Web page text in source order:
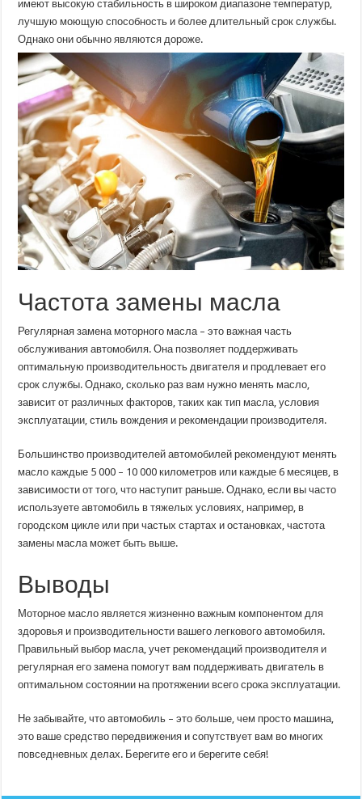
имеют высокую стабильность в широком диапазоне температур,
лучшую моющую способность и более длительный срок службы.
Однако они обычно являются дороже.
Частота замены масла
Регулярная замена моторного масла – это важная часть
обслуживания автомобиля. Она позволяет поддерживать
оптимальную производительность двигателя и продлевает его
срок службы. Однако, сколько раз вам нужно менять масло,
зависит от различных факторов, таких как тип масла, условия
эксплуатации, стиль вождения и рекомендации производителя.
Большинство производителей автомобилей рекомендуют менять
масло каждые 5 000 – 10 000 километров или каждые 6 месяцев, в
зависимости от того, что наступит раньше. Однако, если вы часто
используете автомобиль в тяжелых условиях, например, в
городском цикле или при частых стартах и остановках, частота
замены масла может быть выше.
Выводы
Моторное масло является жизненно важным компонентом для
здоровья и производительности вашего легкового автомобиля.
Правильный выбор масла, учет рекомендаций производителя и
регулярная его замена помогут вам поддерживать двигатель в
оптимальном состоянии на протяжении всего срока эксплуатации.
Не забывайте, что автомобиль – это больше, чем просто машина,
это ваше средство передвижения и сопутствует вам во многих
повседневных делах. Берегите его и берегите себя!